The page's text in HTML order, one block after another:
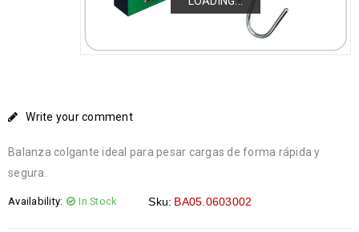
Write your comment
Balanza colgante ideal para pesar cargas de forma rápida y
segura.
Availability: In Stock Sku: BA05.0603002